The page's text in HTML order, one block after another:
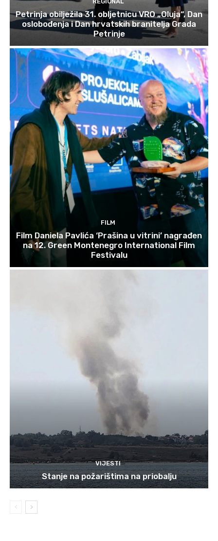
Petrinja obilježila 31. obljetnicu VRO „Oluja“, Dan
oslobođenja i Dan hrvatskih branitelja Grada
Petrinje
FILM
Film Daniela Pavlića ‘Prašina u vitrini’ nagrađen
na 12. Green Montenegro International Film
Festivalu
VIJESTI
Stanje na požarištima na priobalju